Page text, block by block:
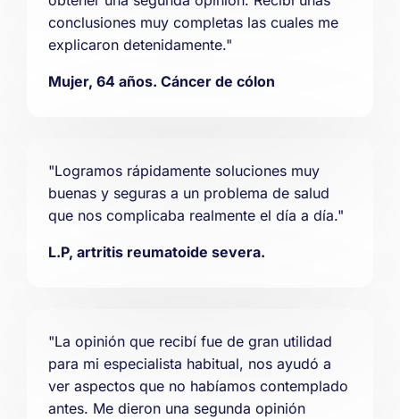
conclusiones muy completas las cuales me
explicaron detenidamente."
Mujer, 64 años. Cáncer de cólon
"Logramos rápidamente soluciones muy
buenas y seguras a un problema de salud
que nos complicaba realmente el día a día."
L.P, artritis reumatoide severa.
"La opinión que recibí fue de gran utilidad
para mi especialista habitual, nos ayudó a
ver aspectos que no habíamos contemplado
antes. Me dieron una segunda opinión